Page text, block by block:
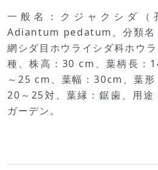
一般名：クジャクシダ（
Adiantum pedatum、分類名
網シダ目ホウライシダ科ホウ
種、株高：30 cm、葉柄長：
～25 cm、葉幅：30cm、葉形
20～25対、葉縁：鋸歯、用途
ガーデン。